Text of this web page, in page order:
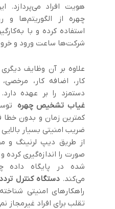
هویت افراد می‌پردازد.
چهره از
استفاده کرده و با
شرکت‌ها ساعت ورود و
علاوه بر آن وظایف
کار، اضافه کار،
دستمزد را بر عهده دارد.
غیاب تشخیص چهره
کمترین زمان و بدون خطا
ضریب امنیتی بسیار
از طریق دیپ لرنینگ و
صورت را اندازه‌گیری کرده
شده در پایگاه داده
می‌کند. دستگاه کنترل
راهکارهای امنیتی
تقلب برای افراد غیرمجاز